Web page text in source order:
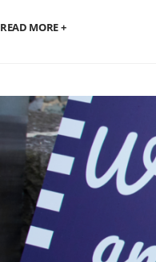
READ MORE +